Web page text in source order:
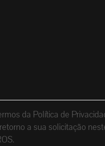
da Política de
a sua solicitação